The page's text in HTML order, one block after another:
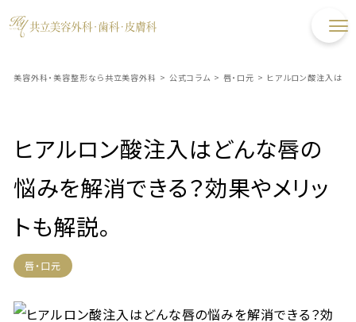
美容外科・美容整形なら共立美容外科 > 公式コラム > 唇・口元 > ヒアルロン酸注入はど
ヒアルロン酸注入はどんな唇の
悩みを解消できる？効果やメリッ
トも解説。
唇・口元